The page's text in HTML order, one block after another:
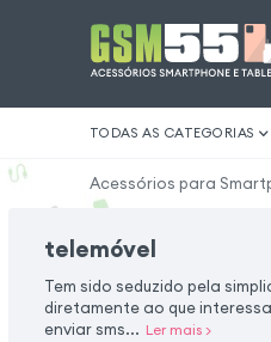
TODAS AS CATEGORIAS
Acessórios para
telemóvel
Tem sido seduzido pela
diretamente ao que
enviar sms... Ler mais>